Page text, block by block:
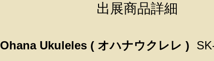
出展商品詳細
Ohana Ukuleles ( オハナウクレレ )